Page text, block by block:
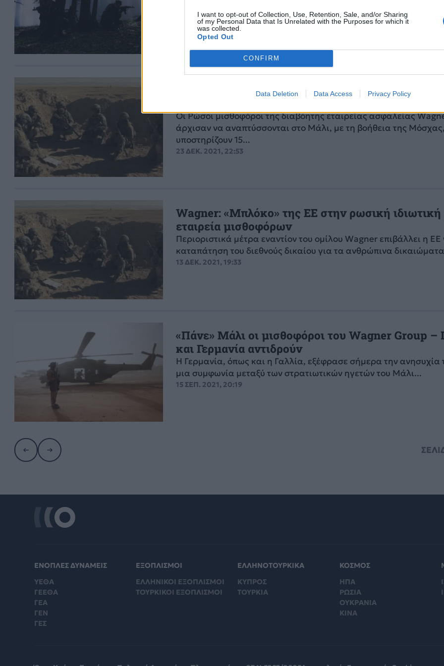
I want to opt-out of Collection, Use, Retention, Sale, and/or Sharing
of my Personal Data that Is Unrelated with the Purposes for which it
was collected.
Opted Out
CONFIRM
Data Deletion Data Access Privacy Policy
πολέμου στην Ουκρανία.
25 ΜΑΙ. 2022, 18:05
Wagner: Η Δύση κατηγορεί την Μόσχα για
Οι Ρώσοι μισθοφόροι της διαβόητης εταιρείας ασφαλείας
άρχισαν να αναπτύσσονται στο Μάλι, με τη βοήθεια της Μόσχας,
υποστηρίζουν 15...
23 ΔΕΚ. 2021, 22:53
Wagner: «Μπλόκο» της ΕΕ στην ρωσική ιδιωτική
εταιρεία μισθοφόρων
Περιοριστικά μέτρα εναντίον του ομίλου Wagner επιβάλλει η ΕΕ
καταπάτηση του διεθνούς δικαίου για τα ανθρώπινα
13 ΔΕΚ. 2021, 19:33
«Πάνε» Μάλι οι μισθοφόροι του Wagner Group –
και Γερμανία αντιδρούν
Η Γερμανία, όπως και η Γαλλία, εξέφρασε σήμερα την ανησυχία
μια συμφωνία μεταξύ των στρατιωτικών ηγετών του Μάλι...
15 ΣΕΠ. 2021, 20:19
ΕΝΟΠΛΕΣ ΔΥΝΑΜΕΙΣ
ΥΕΘΑ
ΓΕΕΘΑ
ΓΕΑ
ΓΕΝ
ΓΕΣ
ΕΞΟΠΛΙΣΜΟΙ
ΕΛΛΗΝΙΚΟΙ ΕΞΟΠΛΙΣΜΟΙ
ΤΟΥΡΚΙΚΟΙ ΕΞΟΠΛΙΣΜΟΙ
ΕΛΛΗΝΟΤΟΥΡΚΙΚΑ
ΚΥΠΡΟΣ
ΤΟΥΡΚΙΑ
ΚΟΣΜΟΣ
ΗΠΑ
ΡΩΣΙΑ
ΟΥΚΡΑΝΙΑ
ΚΙΝΑ